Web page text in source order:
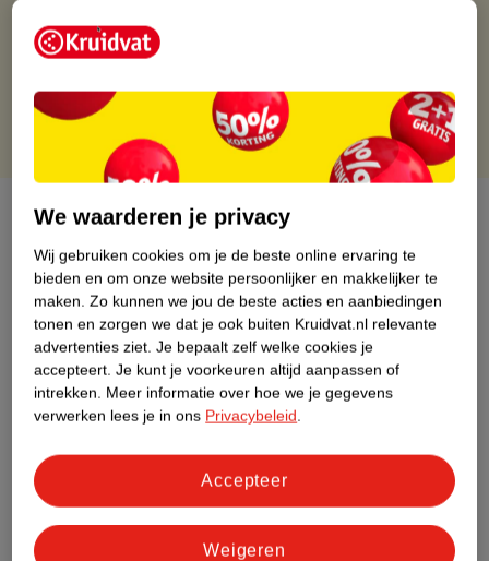
Gratis retourneren via verkooppartner.
Over dit product
Productinformatie
Nature Impact Score
Dit product heeft (nog) geen Nature
Impact Score.
Meer informatie
Bestel & Bezorginformatie
We waarderen je privacy
Wij gebruiken cookies om je de beste online ervaring te
bieden en om onze website persoonlijker en makkelijker te
maken. Zo kunnen we jou de beste acties en aanbiedingen
tonen en zorgen we dat je ook buiten Kruidvat.nl relevante
advertenties ziet. Je bepaalt zelf welke cookies je
accepteert. Je kunt je voorkeuren altijd aanpassen of
intrekken. Meer informatie over hoe we je gegevens
verwerken lees je in ons Privacybeleid.
Weigeren
Accepteer